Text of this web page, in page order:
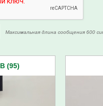
Максимальная длина сообщения 600
(95)